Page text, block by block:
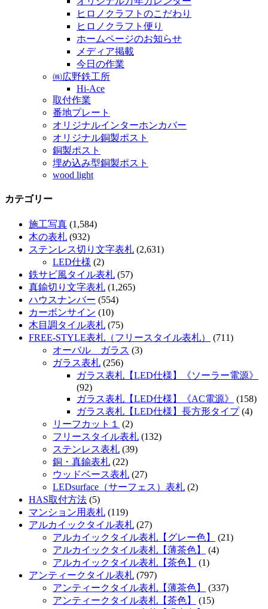
ヒロノクラフトのこだわり
ヒロノクラフト便り
ホームページのお知らせ
メディア掲載
今日の作業
㈱広野鉄工所
Hi-Ace
取付作業
番地プレート
オリジナルインターホンカバー
オリジナル銅製ポスト
銅製ポスト
埋め込み型銅製ポスト
wood light
カテゴリー
施工写真 (1,584)
木の表札 (932)
ステンレス切り文字表札 (2,631)
LED仕様 (2)
鉄サビ風タイル表札 (57)
真鍮切り文字表札 (1,265)
ハウスナンバー (554)
カーボンサイン (10)
木目調タイル表札 (75)
FREE-STYLE表札（フリースタイル表札）
(711)
オーバル ガラス (3)
ガラス表札 (256)
ガラス表札【LED仕様】《ソーラー電源》
(92)
ガラス表札【LED仕様】《AC電源》
(158)
ガラス表札【LED仕様】長方形タイプ(4)
リーフカット１
(2)
フリースタイル表札 (132)
ステンレス表札 (39)
銅・真鍮表札 (22)
ウッドベース表札 (27)
LEDsurface（サーフェス）表札 (2)
HAS取付方法 (5)
マンション用表札 (119)
アルカイックタイル表札 (27)
アルカイックタイル表札【グレー色】
(21)
アルカイックタイル表札【薄茶色】
(4)
アルカイックタイル表札【茶色】
(1)
アンティークタイル表札 (797)
アンティークタイル表札【薄茶色】
(337)
アンティークタイル表札【茶色】
(15)